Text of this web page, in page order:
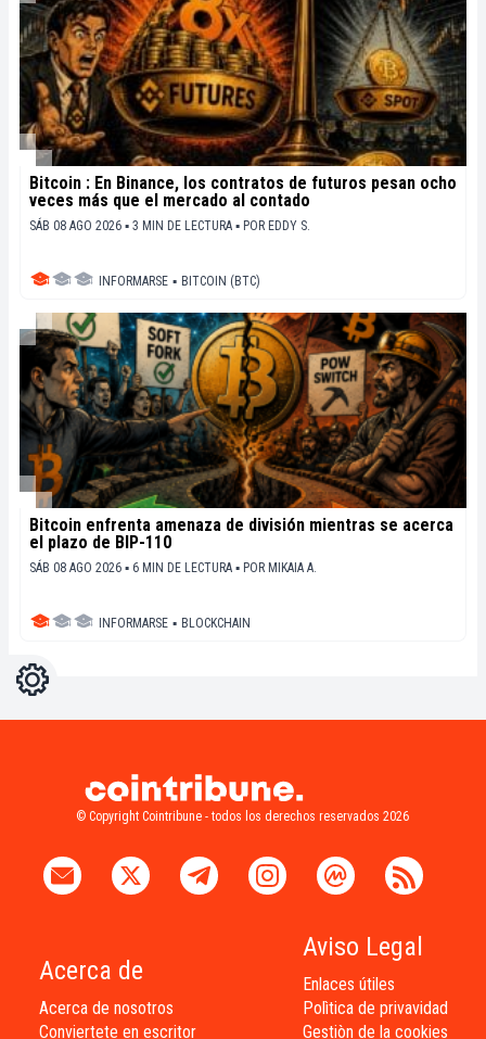
Bitcoin : En Binance, los contratos de futuros pesan ocho
veces más que el mercado al contado
SÁB 08 AGO 2026 ▪ 3 MIN DE LECTURA ▪ POR EDDY S.
INFORMARSE ▪ BITCOIN (BTC)
Bitcoin enfrenta amenaza de división mientras se acerca
el plazo de BIP-110
SÁB 08 AGO 2026 ▪ 6 MIN DE LECTURA ▪ POR MIKAIA A.
INFORMARSE ▪ BLOCKCHAIN
Ajustes
© Copyright Cointribune - todos los derechos reservados 2026
Acerca de
Acerca de nosotros
Conviertete en escritor
Aviso Legal
Enlaces útiles
Polìtica de privavidad
Gestiòn de la cookies